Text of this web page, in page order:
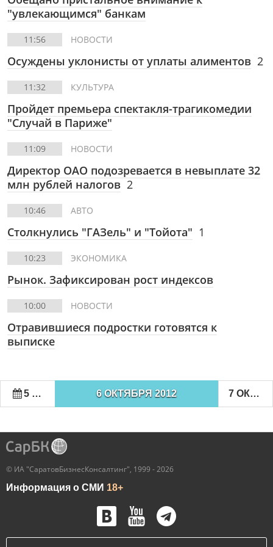
"увлекающимся" банкам
11:56 НОВОСТИ
Осуждены уклонисты от уплаты алиментов 2
11:32 КУЛЬТУРА
Пройдет премьера спектакля-трагикомедии
"Случай в Париже"
11:09 НОВОСТИ
Директор ОАО подозревается в невыплате 32
млн рублей налогов 2
10:46 АВТО
Столкнулись "ГАЗель" и "Тойота" 1
10:23 ЭКОНОМИКА
Рынок. Зафиксирован рост индексов
10:00 НОВОСТИ
Отравившиеся подростки готовятся к
выписке
5 ОКТЯБРЯ 2012 6 ОКТЯБРЯ 2012 7 ОКТЯБРЯ 2012
© ИА "СаратовБизнесКонсалтинг", 1999 - 2026
Информация о СМИ 18+